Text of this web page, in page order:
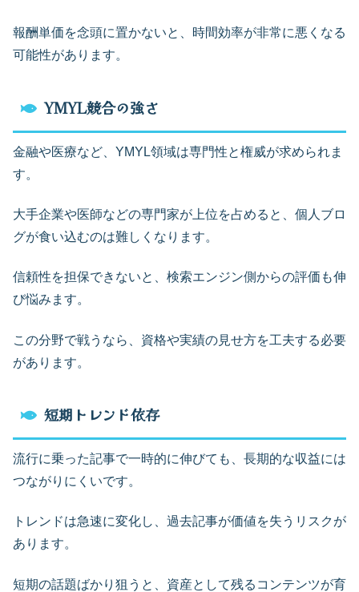
報酬単価を念頭に置かないと、時間効率が非常に悪くなる
可能性があります。
YMYL競合の強さ
金融や医療など、YMYL領域は専門性と権威が求められま
す。
大手企業や医師などの専門家が上位を占めると、個人ブロ
グが食い込むのは難しくなります。
信頼性を担保できないと、検索エンジン側からの評価も伸
び悩みます。
この分野で戦うなら、資格や実績の見せ方を工夫する必要
があります。
短期トレンド依存
流行に乗った記事で一時的に伸びても、長期的な収益には
つながりにくいです。
トレンドは急速に変化し、過去記事が価値を失うリスクが
あります。
短期の話題ばかり狙うと、資産として残るコンテンツが育